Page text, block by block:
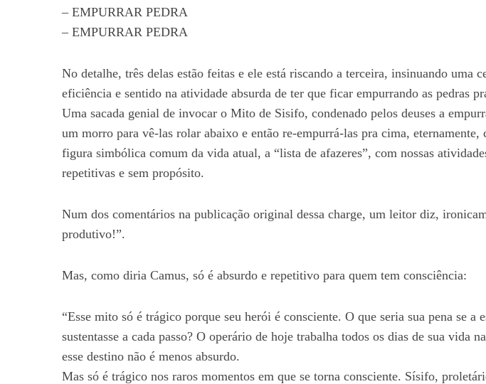
– EMPURRAR PEDRA
– EMPURRAR PEDRA
No detalhe, três delas estão feitas e ele está riscando a terceira, insinuando uma
eficiência e sentido na atividade absurda de ter que ficar empurrando as pedras
Uma sacada genial de invocar o Mito de Sisifo, condenado pelos deuses a
um morro para vê-las rolar abaixo e então re-empurrá-las pra cima, eternamente,
figura simbólica comum da vida atual, a “lista de afazeres”, com nossas
repetitivas e sem propósito.
Num dos comentários na publicação original dessa charge, um leitor diz,
produtivo!”.
Mas, como diria Camus, só é absurdo e repetitivo para quem tem consciência:
“Esse mito só é trágico porque seu herói é consciente. O que seria sua pena se a
sustentasse a cada passo? O operário de hoje trabalha todos os dias de sua vida
esse destino não é menos absurdo.
Mas só é trágico nos raros momentos em que se torna consciente. Sísifo,
e
c
h
f